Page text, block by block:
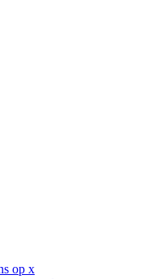
op x